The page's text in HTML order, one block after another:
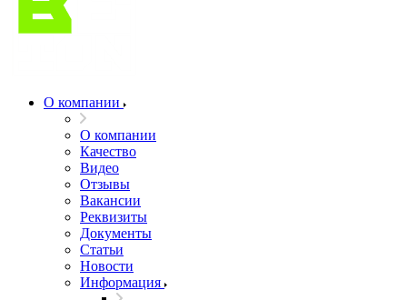
О компании
О компании
Качество
Видео
Отзывы
Вакансии
Реквизиты
Документы
Статьи
Новости
Информация